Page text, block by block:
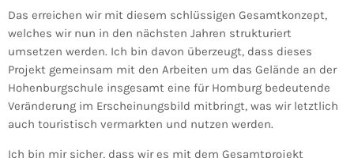
Das erreichen wir mit diesem schlüssigen Gesamtkonzept,
welches wir nun in den nächsten Jahren strukturiert
umsetzen werden. Ich bin davon überzeugt, dass dieses
Projekt gemeinsam mit den Arbeiten um das Gelände an der
Hohenburgschule insgesamt eine für Homburg bedeutende
Veränderung im Erscheinungsbild mitbringt, was wir letztlich
auch touristisch vermarkten und nutzen werden.
Ich bin mir sicher, dass wir es mit dem Gesamtprojekt